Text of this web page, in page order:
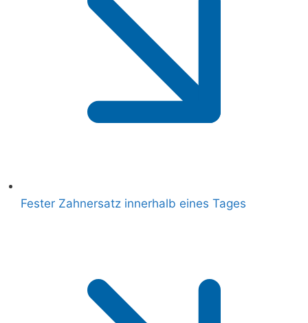
Fester Zahnersatz innerhalb eines Tages